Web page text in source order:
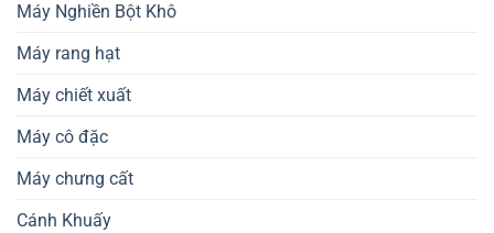
Máy Nghiền Bột Khô
Máy rang hạt
Máy chiết xuất
Máy cô đặc
Máy chưng cất
Cánh Khuấy